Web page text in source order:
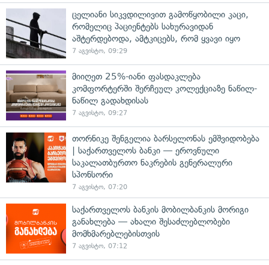
ცელიანი სიკვდილივით გამოწყობილი კაცი,
რომელიც პაციენტებს სახურავიდან
აშტერდებოდა, ამტკიცებს, რომ ყვავი იყო
7 აგვისტო, 09:29
მიიღეთ 25%-იანი ფასდაკლება
კომფორტერში შერჩეულ კოლექციაზე ნაწილ-
ნაწილ გადახდისას
7 აგვისტო, 09:27
თორნიკე შენგელია ბარსელონას ემშვიდობება
| საქართველოს ბანკი — ეროვნული
საკალათბურთო ნაკრების გენერალური
სპონსორი
7 აგვისტო, 07:20
საქართველოს ბანკის მობილბანკის მორიგი
განახლება — ახალი შესაძლებლობები
მომხმარებლებისთვის
7 აგვისტო, 07:12